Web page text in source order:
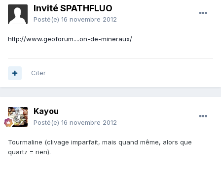
Invité SPATHFLUO
Posté(e) 16 novembre 2012
http://www.geoforum....on-de-mineraux/
Citer
Kayou
Posté(e) 16 novembre 2012
Tourmaline (clivage imparfait, mais quand même, alors que
quartz = rien).